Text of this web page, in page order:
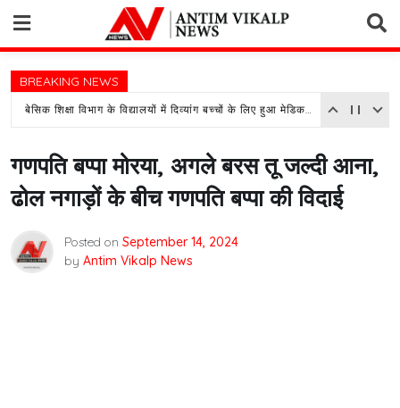
content
BREAKING NEWS
बेसिक शिक्षा विभाग के विद्यालयों में दिव्यांग बच्चों के लिए हुआ मेडिकल असेसमेंट कैम्प का आयोजन
गणपति बप्पा मोरया, अगले बरस तू जल्दी आना,
ढोल नगाड़ों के बीच गणपति बप्पा की विदाई
Posted on September 14, 2024
by Antim Vikalp News